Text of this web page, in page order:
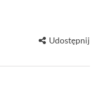
Udostępnij